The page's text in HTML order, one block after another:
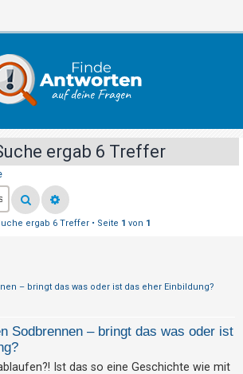
ergab 6 Treffer
ergab 6 Treffer • Seite 1 von 1
– bringt das was oder ist das eher Einbildung?
Sodbrennen – bringt das was oder ist
Ist das so eine Geschichte wie mit